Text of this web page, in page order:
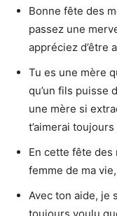
Bonne fête des
passez une
appréciez d’être
Tu es une mère
qu’un fils puisse
une mère si
t’aimerai
En cette fête
femme de ma
Avec ton aide, je